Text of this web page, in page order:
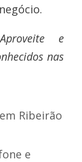
e
nas
Ribeirão
e